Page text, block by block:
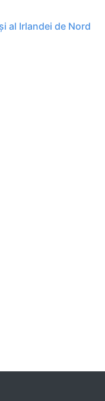
al Irlandei de Nord